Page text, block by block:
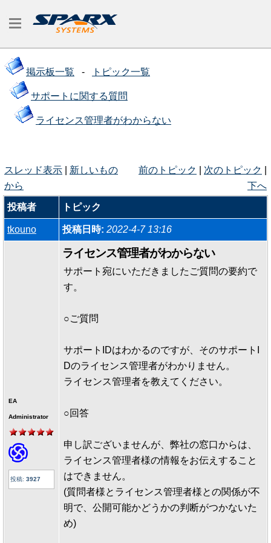
掲示板一覧 - トピック一覧
サポートに関する質問
ライセンス管理者がわからない
スレッド表示
新しいもの
から
前のトピック 次のトピック
下へ
投稿者 トピック
tkouno 投稿日時: 2022-4-7 13:16
EA
Administrator
投稿: 3927
ライセンス管理者がわからない
サポート宛にいただきましたご質問の要約で
す。
○ご質問
サポートIDはわかるのですが、そのサポートI
Dのライセンス管理者がわかりません。
ライセンス管理者を教えてください。
○回答
申し訳ございませんが、弊社の窓口からは、
ライセンス管理者様の情報をお伝えすること
はできません。
(質問者様とライセンス管理者様との関係が不
明で、公開可能かどうかの判断がつかないた
め)